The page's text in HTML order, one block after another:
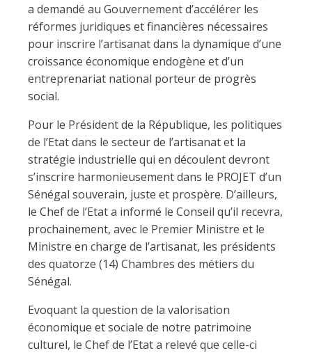
a demandé au Gouvernement d’accélérer les
réformes juridiques et financières nécessaires
pour inscrire l’artisanat dans la dynamique d’une
croissance économique endogène et d’un
entreprenariat national porteur de progrès
social.
Pour le Président de la République, les politiques
de l’Etat dans le secteur de l’artisanat et la
stratégie industrielle qui en découlent devront
s’inscrire harmonieusement dans le PROJET d’un
Sénégal souverain, juste et prospère. D’ailleurs,
le Chef de l’Etat a informé le Conseil qu’il recevra,
prochainement, avec le Premier Ministre et le
Ministre en charge de l’artisanat, les présidents
des quatorze (14) Chambres des métiers du
Sénégal.
Evoquant la question de la valorisation
économique et sociale de notre patrimoine
culturel, le Chef de l’Etat a relevé que celle-ci